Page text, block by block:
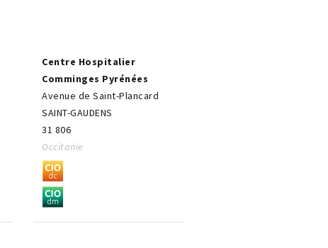
Centre Hospitalier
Comminges Pyrénées
Avenue de Saint-Plancard
SAINT-GAUDENS
31 806
Occitanie